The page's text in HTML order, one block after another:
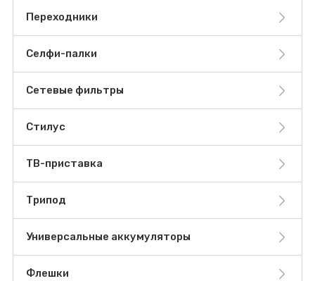
Переходники
Селфи-палки
Сетевые фильтры
Стилус
ТВ-приставка
Трипод
Универсальные аккумуляторы
Флешки